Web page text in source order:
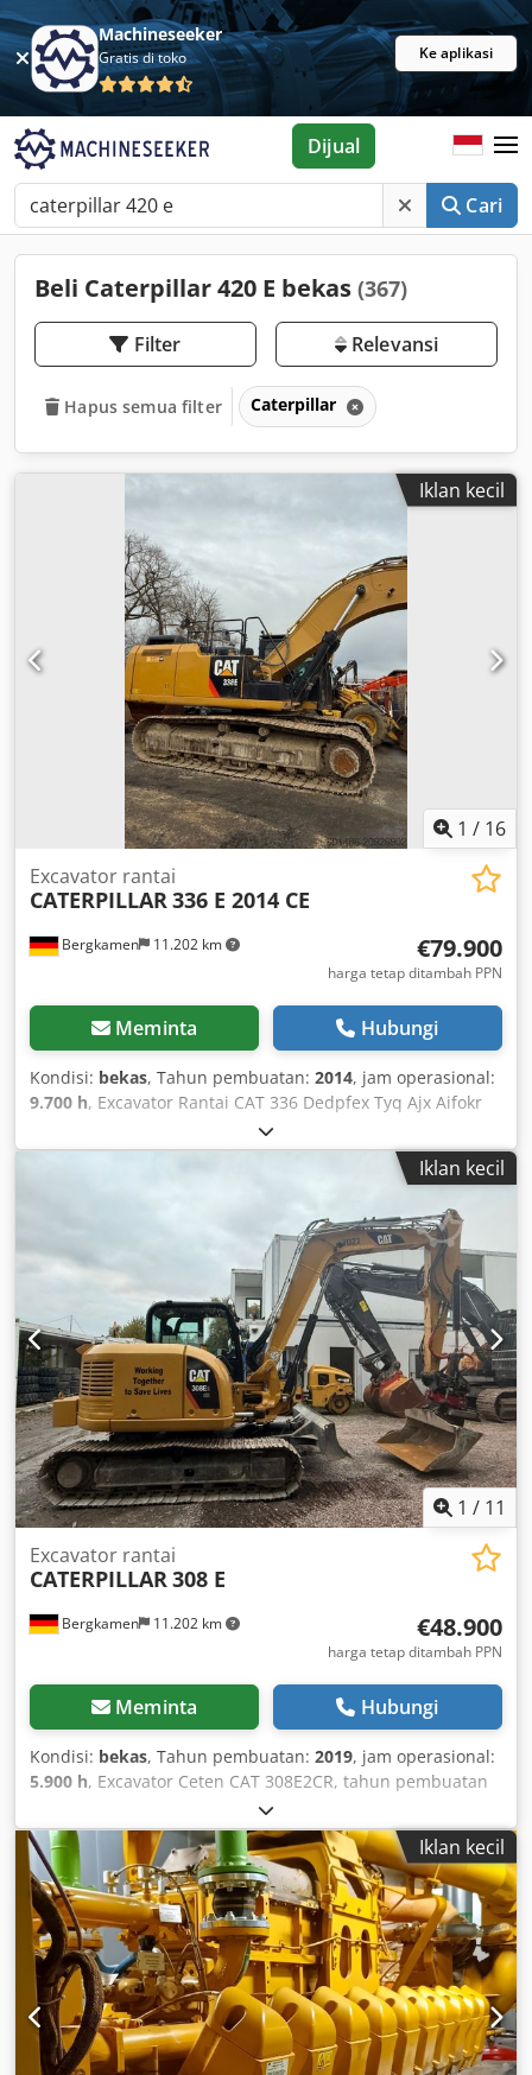
Machineseeker
Gratis di toko Ke aplikasi
Cari
Dijual
Beli Caterpillar 420 E bekas (367)
Filter Relevansi
Hapus semua filter Caterpillar
Iklan kecil
1 / 16
Bergkamen 11.202 km
Excavator rantai
CATERPILLAR336 E 2014 CE
€79.900
harga tetap ditambah PPN
Meminta Hubungi
Kondisi: bekas, Tahun pembuatan: 2014, jam operasional:
9.700 h, Excavator Rantai CAT 336 Dedpfex Tyq Ajx Aifokr
Mesin baru digunakan selama 9700 jam operasi dan
dalam kondisi baik Berat operasi sekitar 36.800 kg
Iklan kecil
1 / 11
Bergkamen 11.202 km
Excavator rantai
CATERPILLAR 308 E
€48.900
harga tetap ditambah PPN
Meminta Hubungi
Kondisi: bekas, Tahun pembuatan: 2019, jam operasional:
5.900 h, Excavator Ceten CAT 308E2CR, tahun pembuatan
2019 dengan sekitar 5900 jam operasi. Kondisi sangat baik.
Dkodpfsxnvlcsx Aifsr
Iklan kecil